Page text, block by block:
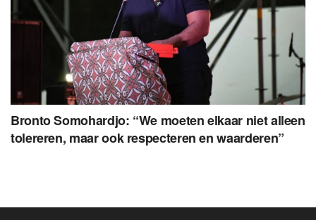
Bronto Somohardjo: “We moeten elkaar niet alleen
tolereren, maar ook respecteren en waarderen”